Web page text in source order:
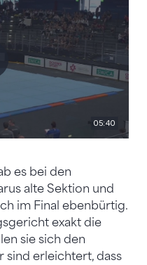
es bei den
alte Sektion und
im Final ebenbürtig.
exakt die
sie sich den
sind erleichtert, dass